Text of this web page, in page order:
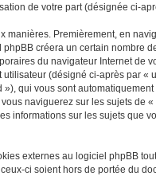
de votre part (désignée ci-
manières. Premièrement, en
créera un certain nombre
du navigateur Internet de
(désigné ci-après par «
qui vous sont
naviguerez sur les sujets de
informations sur les sujets que
externes au logiciel phpBB
ci soient hors de portée du